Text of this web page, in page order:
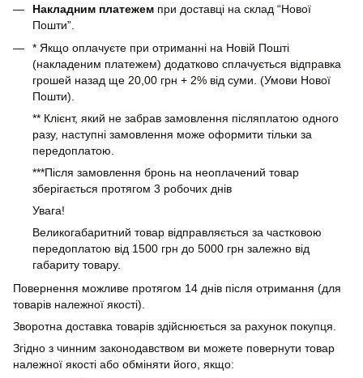
Накладним платежем при доставці на склад “Нової
Пошти”.
* Якщо оплачуєте при отриманні на Новій Пошті
(накладеним платежем) додатково сплачується відправка
грошей назад ще 20,00 грн + 2% від суми. (Умови Нової
Пошти).
** Клієнт, який не забрав замовлення післяплатою одного
разу, наступні замовлення може оформити тільки за
передоплатою.
***Після замовлення бронь на неоплачений товар
зберігається протягом 3 робочих днів
Увага!
Великогабаритний товар відправляється за частковою
передоплатою від 1500 грн до 5000 грн залежно від
габариту товару.
Повернення можливе протягом 14 днів після отримання (для
товарів належної якості).
Зворотна доставка товарів здійснюється за рахунок покупця.
Згідно з чинним законодавством ви можете повернути товар
належної якості або обміняти його, якщо: